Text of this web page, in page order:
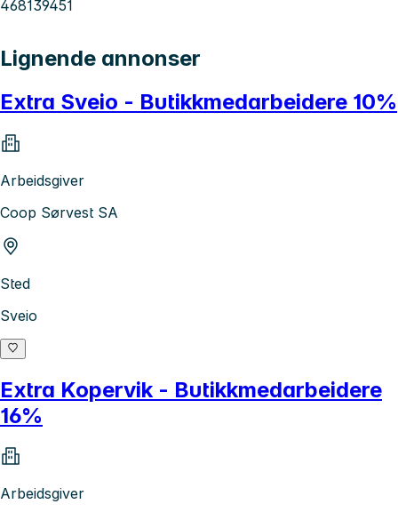
468139451
Lignende annonser
Extra Sveio - Butikkmedarbeidere 10%
Arbeidsgiver
Coop Sørvest SA
Sted
Sveio
Extra Kopervik - Butikkmedarbeidere
16%
Arbeidsgiver